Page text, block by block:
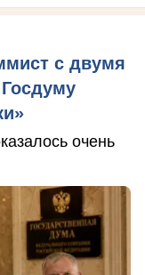
с двумя
очень